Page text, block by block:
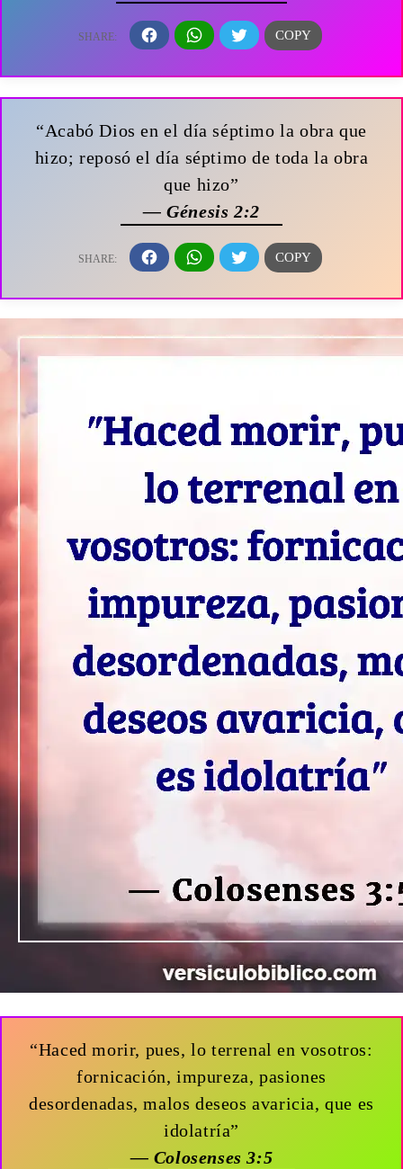
“Acabó Dios en el día séptimo la obra que
hizo; reposó el día séptimo de toda la obra
que hizo”
— Génesis 2:2
“Haced morir, pues, lo terrenal en vosotros:
fornicación, impureza, pasiones
desordenadas, malos deseos avaricia, que es
idolatría”
— Colosenses 3:5